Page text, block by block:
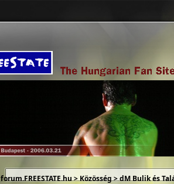
forum.FREESTATE.hu>Közösség>dM Bulik és